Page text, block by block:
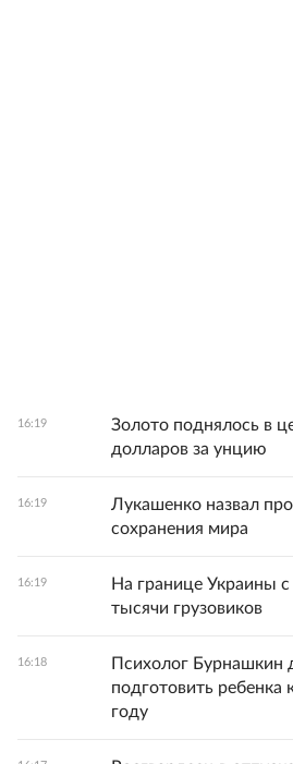
16:19
Золото поднялось в
долларов за унцию
16:19
Лукашенко назвал
сохранения мира
16:19
На границе Украины
тысячи грузовиков
16:18
Психолог Бурнашкин
подготовить ребенка
году